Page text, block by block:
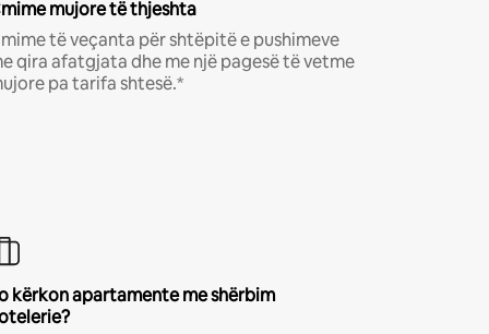
mujore të thjeshta
të veçanta për shtëpitë e pushimeve
qira afatgjata dhe me një pagesë të vetme
pa tarifa shtesë.*
kërkon apartamente me shërbim